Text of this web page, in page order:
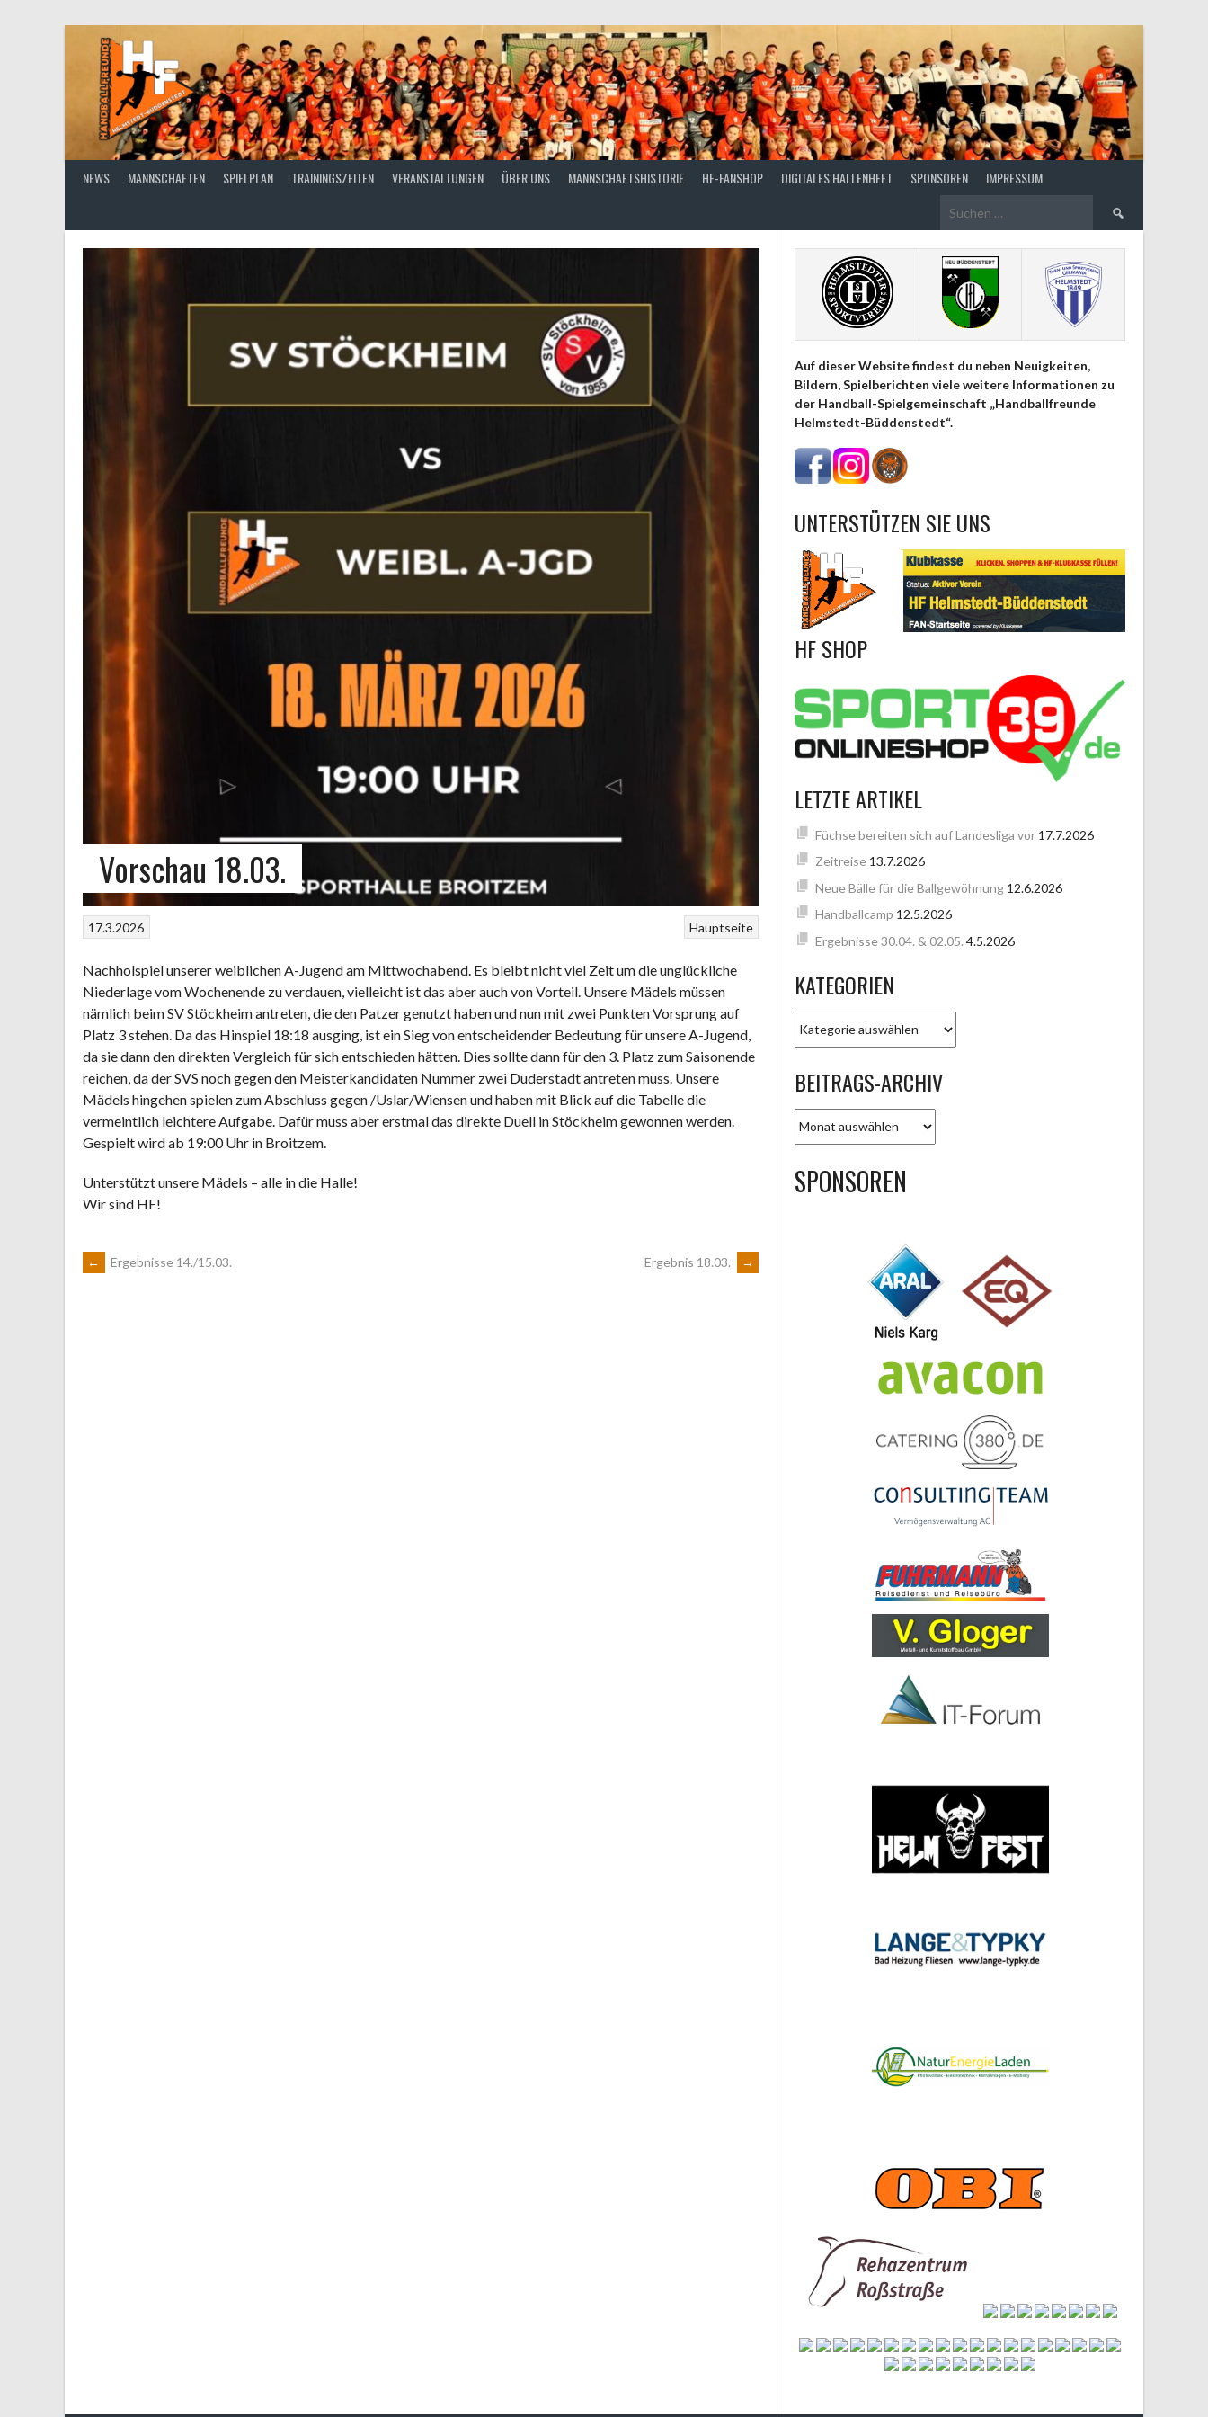
NEWS MANNSCHAFTEN SPIELPLAN TRAININGSZEITEN VERANSTALTUNGEN ÜBER UNS MANNSCHAFTSHISTORIE HF-FANSHOP DIGITALES HALLENHEFT SPONSOREN IMPRESSUM
Suchen
Vorschau 18.03.
Hauptseite
17.3.2026
Nachholspiel unserer weiblichen A-Jugend am Mittwochabend. Es bleibt nicht viel Zeit um die unglückliche
Niederlage vom Wochenende zu verdauen, vielleicht ist das aber auch von Vorteil. Unsere Mädels müssen
nämlich beim SV Stöckheim antreten, die den Patzer genutzt haben und nun mit zwei Punkten Vorsprung auf
Platz 3 stehen. Da das Hinspiel 18:18 ausging, ist ein Sieg von entscheidender Bedeutung für unsere A-Jugend,
da sie dann den direkten Vergleich für sich entschieden hätten. Dies sollte dann für den 3. Platz zum Saisonende
reichen, da der SVS noch gegen den Meisterkandidaten Nummer zwei Duderstadt antreten muss. Unsere
Mädels hingehen spielen zum Abschluss gegen /Uslar/Wiensen und haben mit Blick auf die Tabelle die
vermeintlich leichtere Aufgabe. Dafür muss aber erstmal das direkte Duell in Stöckheim gewonnen werden.
Gespielt wird ab 19:00 Uhr in Broitzem.
Unterstützt unsere Mädels – alle in die Halle!
Wir sind HF!
ARTIKEL-
← Ergebnisse 14./15.03. Ergebnis 18.03. →
Auf dieser Website findest du neben Neuigkeiten,
Bildern, Spielberichten viele weitere Informationen zu
der Handball-Spielgemeinschaft „Handballfreunde
Helmstedt-Büddenstedt“.
UNTERSTÜTZEN SIE UNS
HF SHOP
LETZTE ARTIKEL
Füchse bereiten sich auf Landesliga vor 17.7.2026
Zeitreise 13.7.2026
Neue Bälle für die Ballgewöhnung 12.6.2026
Handballcamp 12.5.2026
Ergebnisse 30.04. & 02.05. 4.5.2026
KATEGORIEN
BEITRAGS-ARCHIV
ARCHIV
SPONSOREN